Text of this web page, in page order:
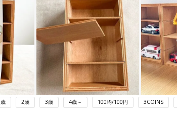
2歳 3歳 4歳～ 100均/100円 3COINS